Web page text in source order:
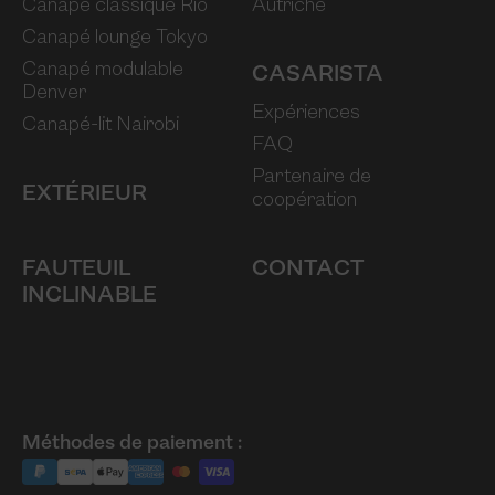
Canapé classique Rio
Canapé lounge Tokyo
Canapé modulable
Denver
Canapé-lit Nairobi
EXTÉRIEUR
FAUTEUIL
INCLINABLE
Autriche
CASARISTA
Expériences
FAQ
Partenaire de
coopération
CONTACT
Méthodes de paiement :